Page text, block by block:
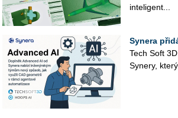
in­te­li­gent­...
Synera
Tech Soft
Sy­ne­ry, který